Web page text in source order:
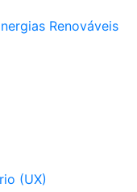
Renováveis
(UX)